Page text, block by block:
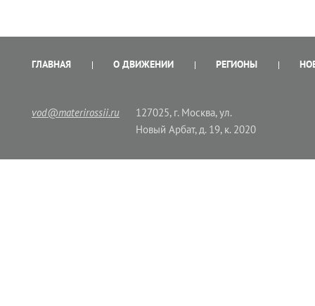
ГЛАВНАЯ О ДВИЖЕНИИ РЕГИОНЫ
vod@materirossii.ru
127025, г. Москва, ул.
Новый Арбат, д. 19, к. 2020